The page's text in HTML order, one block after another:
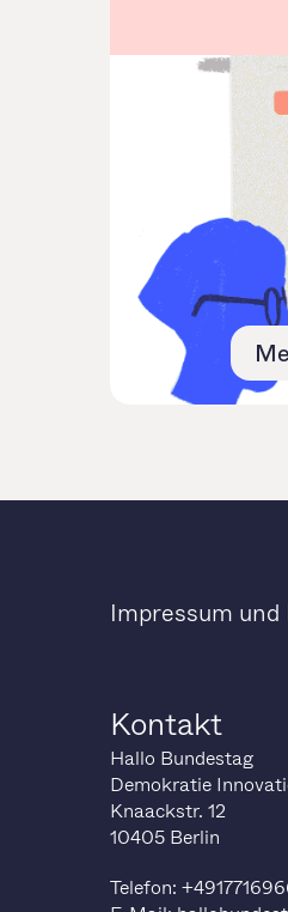
Impressum
Kontakt
Hallo Bundestag
Demokratie
Knaackstr. 12
10405 Berlin
Telefon: